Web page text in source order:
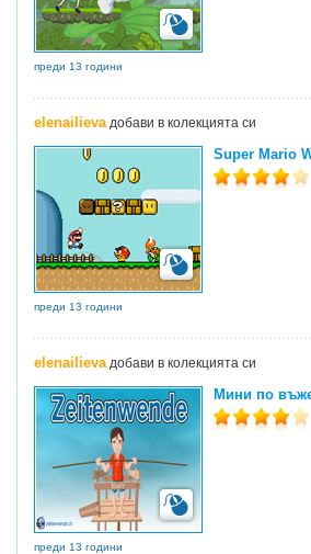
преди 13 години
elenailievaдобави в колекцията си
Super Mario
преди 13 години
elenailievaдобави в колекцията си
Мини по
преди 13 години